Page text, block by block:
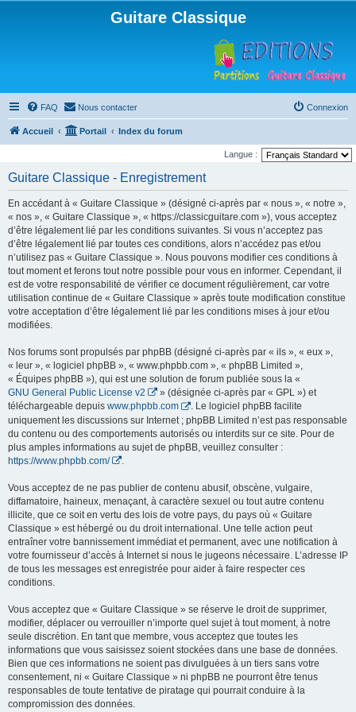
Guitare Classique
FAQ Nous contacter Connexion
Accueil Portail Index du forum
Langue :
Guitare Classique - Enregistrement
En accédant à « Guitare Classique » (désigné ci-après par « nous », « notre »,
« nos », « Guitare Classique », « https://classicguitare.com »), vous acceptez
d’être légalement lié par les conditions suivantes. Si vous n’acceptez pas
d’être légalement lié par toutes ces conditions, alors n’accédez pas et/ou
n’utilisez pas « Guitare Classique ». Nous pouvons modifier ces conditions à
tout moment et ferons tout notre possible pour vous en informer. Cependant, il
est de votre responsabilité de vérifier ce document régulièrement, car votre
utilisation continue de « Guitare Classique » après toute modification constitue
votre acceptation d’être légalement lié par les conditions mises à jour et/ou
modifiées.
Nos forums sont propulsés par phpBB (désigné ci-après par « ils », « eux »,
« leur », « logiciel phpBB », « www.phpbb.com », « phpBB Limited »,
« Équipes phpBB »), qui est une solution de forum publiée sous la «
GNU General Public License v2
» (désignée ci-après par « GPL ») et
téléchargeable depuis www.phpbb.com
. Le logiciel phpBB facilite
uniquement les discussions sur Internet ; phpBB Limited n’est pas responsable
du contenu ou des comportements autorisés ou interdits sur ce site. Pour de
plus amples informations au sujet de phpBB, veuillez consulter :
https://www.phpbb.com/
Vous acceptez de ne pas publier de contenu abusif, obscène, vulgaire,
diffamatoire, haineux, menaçant, à caractère sexuel ou tout autre contenu
illicite, que ce soit en vertu des lois de votre pays, du pays où « Guitare
Classique » est hébergé ou du droit international. Une telle action peut
entraîner votre bannissement immédiat et permanent, avec une notification à
votre fournisseur d’accès à Internet si nous le jugeons nécessaire. L’adresse IP
de tous les messages est enregistrée pour aider à faire respecter ces
conditions.
Vous acceptez que « Guitare Classique » se réserve le droit de supprimer,
modifier, déplacer ou verrouiller n’importe quel sujet à tout moment, à notre
seule discrétion. En tant que membre, vous acceptez que toutes les
informations que vous saisissez soient stockées dans une base de données.
Bien que ces informations ne soient pas divulguées à un tiers sans votre
consentement, ni « Guitare Classique » ni phpBB ne pourront être tenus
responsables de toute tentative de piratage qui pourrait conduire à la
compromission des données.